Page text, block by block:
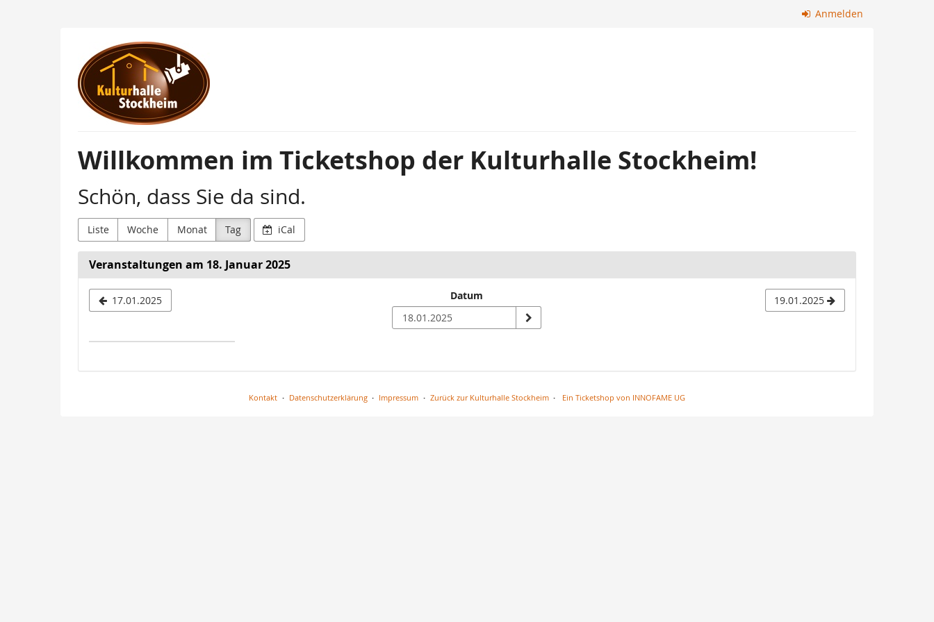
Anmelden
Kulturhalle
Stockheim
Willkommen im Ticketshop der Kulturhalle Stockheim!
Schön, dass Sie da sind.
Liste Woche Monat Tag iCal
Veranstaltungen am 18. Januar 2025
17.01.2025 Datum 19.01.2025
Kontakt Datenschutzerklärung Impressum Zurück zur Kulturhalle Stockheim Ein Ticketshop von INNOFAME UG